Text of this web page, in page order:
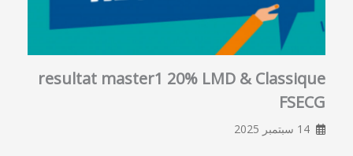
resultat master1 20% LMD & Classique
FSECG
14 سبتمبر 2025